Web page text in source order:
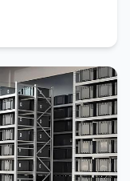
28日，全国首个
构——顺德区具身